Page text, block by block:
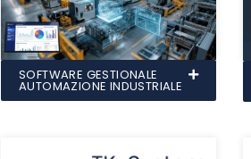
SOFTWARE GESTIONALE
AUTOMAZIONE INDUSTRIALE